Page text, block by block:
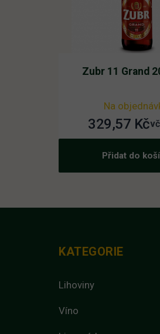
Zubr 11 Grand
Na
329,57 Kč
Přidat do
KATEGORIE
Lihoviny
Víno